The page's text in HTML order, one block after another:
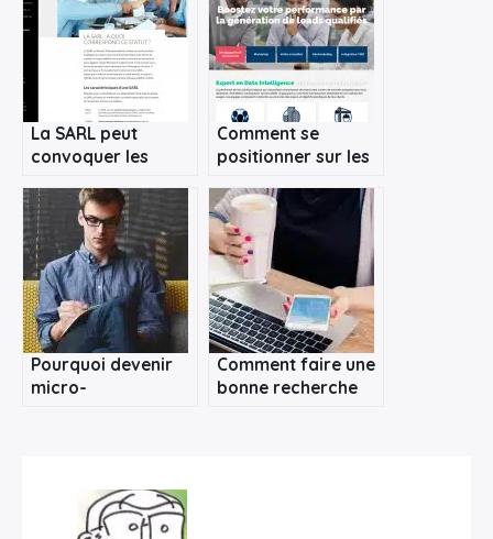
La SARL peut
convoquer les
Web
Comment se
positionner sur les
de construction du
marché ?
Pourquoi devenir
micro-
Comment faire une
bonne recherche